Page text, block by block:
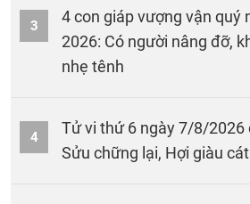
3
4 con giáp vượng vận quý
2026: Có người nâng đỡ,
nhẹ tênh
4
Tử vi thứ 6 ngày 7/8/2026
Sửu chững lại, Hợi giàu